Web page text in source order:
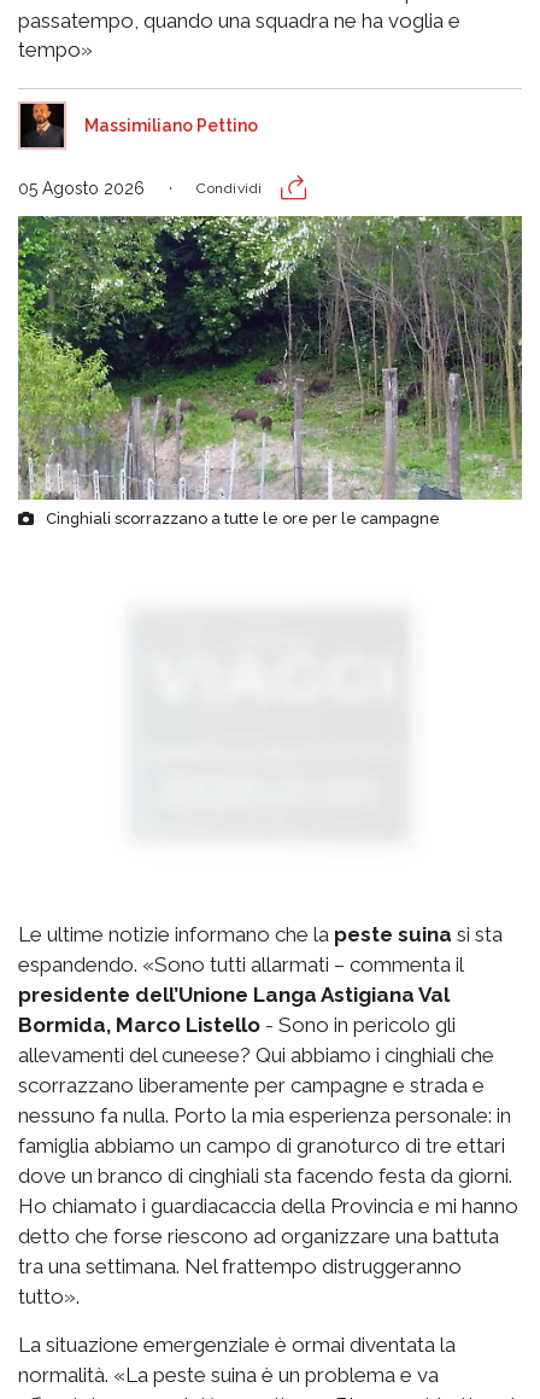
passatempo, quando una squadra ne ha voglia e
tempo»
Massimiliano Pettino
05 Agosto 2026 Condividi
Cinghiali scorrazzano a tutte le ore per le campagne
Le ultime notizie informano che la peste suina si sta
espandendo. «Sono tutti allarmati – commenta il
presidente dell’Unione Langa Astigiana Val
Bormida, Marco Listello - Sono in pericolo gli
allevamenti del cuneese? Qui abbiamo i cinghiali che
scorrazzano liberamente per campagne e strada e
nessuno fa nulla. Porto la mia esperienza personale: in
famiglia abbiamo un campo di granoturco di tre ettari
dove un branco di cinghiali sta facendo festa da giorni.
Ho chiamato i guardiacaccia della Provincia e mi hanno
detto che forse riescono ad organizzare una battuta
tra una settimana. Nel frattempo distruggeranno
tutto».
La situazione emergenziale è ormai diventata la
normalità. «La peste suina è un problema e va